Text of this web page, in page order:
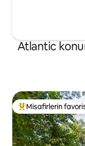
Atlantic
Misafirlerin
Misafirlerin